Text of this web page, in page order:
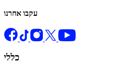
עקבו אחרנו
כללי